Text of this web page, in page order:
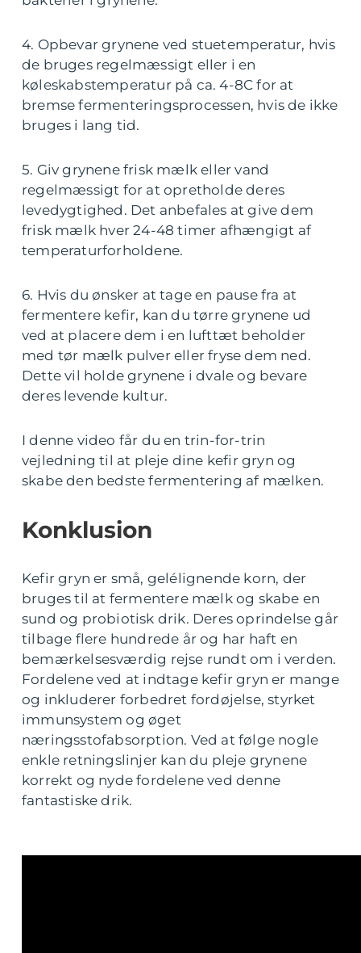
4. Opbevar grynene ved stuetemperatur, hvis
de bruges regelmæssigt eller i en
køleskabstemperatur på ca. 4-8C for at
bremse fermenteringsprocessen, hvis de ikke
bruges i lang tid.
5. Giv grynene frisk mælk eller vand
regelmæssigt for at opretholde deres
levedygtighed. Det anbefales at give dem
frisk mælk hver 24-48 timer afhængigt af
temperaturforholdene.
6. Hvis du ønsker at tage en pause fra at
fermentere kefir, kan du tørre grynene ud
ved at placere dem i en lufttæt beholder
med tør mælk pulver eller fryse dem ned.
Dette vil holde grynene i dvale og bevare
deres levende kultur.
I denne video får du en trin-for-trin
vejledning til at pleje dine kefir gryn og
skabe den bedste fermentering af mælken.
Konklusion
Kefir gryn er små, gelélignende korn, der
bruges til at fermentere mælk og skabe en
sund og probiotisk drik. Deres oprindelse går
tilbage flere hundrede år og har haft en
bemærkelsesværdig rejse rundt om i verden.
Fordelene ved at indtage kefir gryn er mange
og inkluderer forbedret fordøjelse, styrket
immunsystem og øget
næringsstofabsorption. Ved at følge nogle
enkle retningslinjer kan du pleje grynene
korrekt og nyde fordelene ved denne
fantastiske drik.